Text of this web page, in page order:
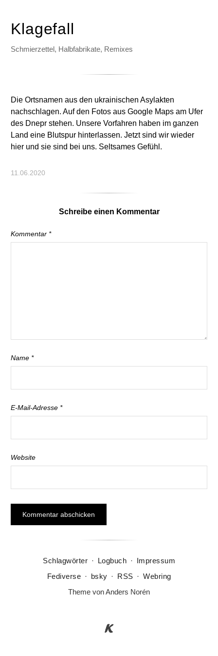
Klagefall
Schmierzettel, Halbfabrikate, Remixes
Die Ortsnamen aus den ukrainischen Asylakten
nachschlagen. Auf den Fotos aus Google Maps am Ufer
des Dnepr stehen. Unsere Vorfahren haben im ganzen
Land eine Blutspur hinterlassen. Jetzt sind wir wieder
hier und sie sind bei uns. Seltsames Gefühl.
11.06.2020
Schreibe einen Kommentar
Kommentar *
Name *
E-Mail-Adresse *
Website
Schlagwörter · Logbuch · Impressum
Fediverse · bsky · RSS · Webring
Theme vonAnders Norén